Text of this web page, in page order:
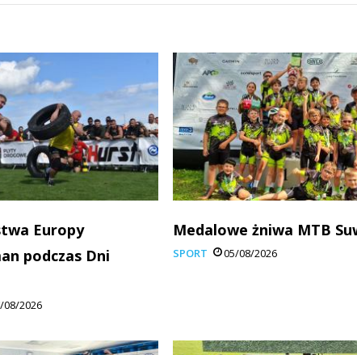
Europy
podczas Dni
08/2026
Medalowe żniwa MTB
SPORT 05/08/2026